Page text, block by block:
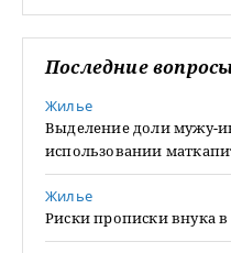
Последние
Жилье
Выделение доли мужу-
использовании
Жилье
Риски прописки внука